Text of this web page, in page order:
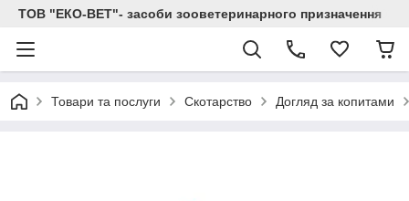
ТОВ "ЕКО-ВЕТ"- засоби зооветеринарного призначення
Товари та послуги Скотарство Догляд за копитами